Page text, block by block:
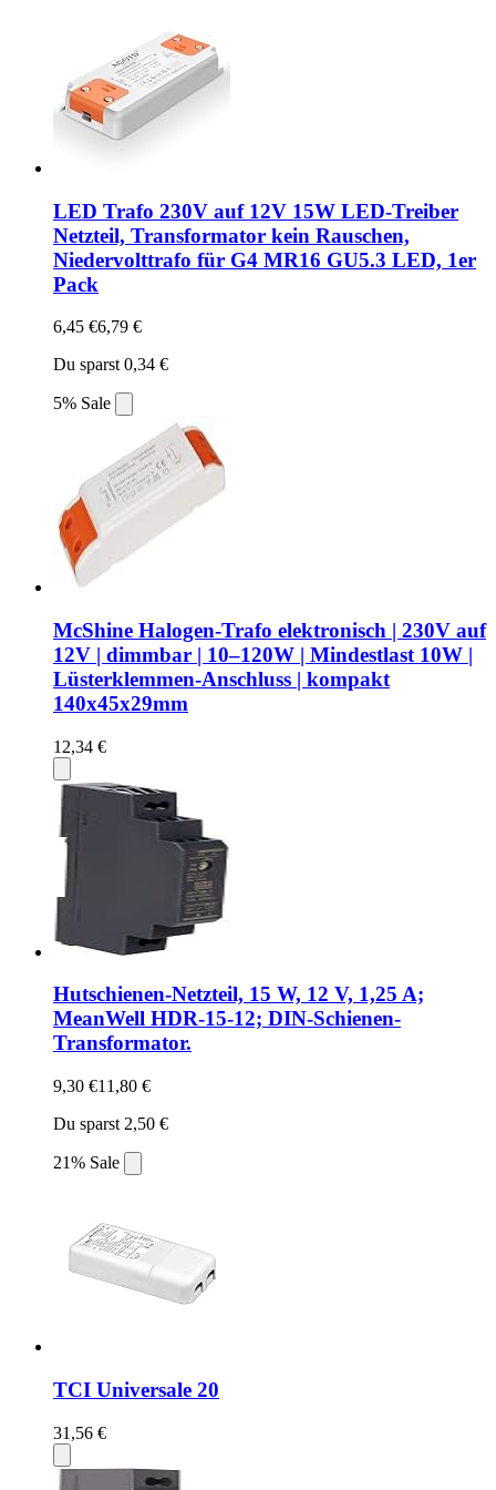
LED Trafo 230V auf 12V 15W LED-Treiber
Netzteil, Transformator kein Rauschen,
Niedervolttrafo für G4 MR16 GU5.3 LED, 1er
Pack
6,45 €6,79 €
Du sparst 0,34 €
5% Sale
McShine Halogen-Trafo elektronisch | 230V auf
12V | dimmbar | 10–120W | Mindestlast 10W |
Lüsterklemmen-Anschluss | kompakt
140x45x29mm
12,34 €
Hutschienen-Netzteil, 15 W, 12 V, 1,25 A;
MeanWell HDR-15-12; DIN-Schienen-
Transformator.
9,30 €11,80 €
Du sparst 2,50 €
21% Sale
TCI Universale 20
31,56 €